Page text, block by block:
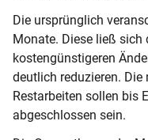
Die ursprünglich
Monate. Diese ließ sich
kostengünstigeren
deutlich reduzieren.
Restarbeiten sollen bis
abgeschlossen sein.